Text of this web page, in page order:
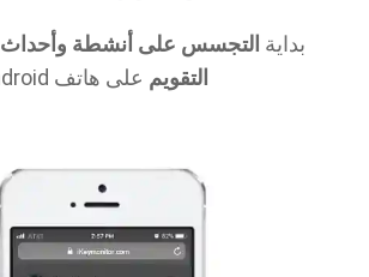
بداية التجسس على أنشطة وأحداث
التقويم على هاتف iPhone / Android.